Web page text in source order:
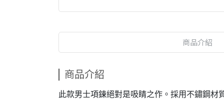
商品介紹
商品介紹
此款男士項鍊絕對是吸睛之作。採用不鏽鋼